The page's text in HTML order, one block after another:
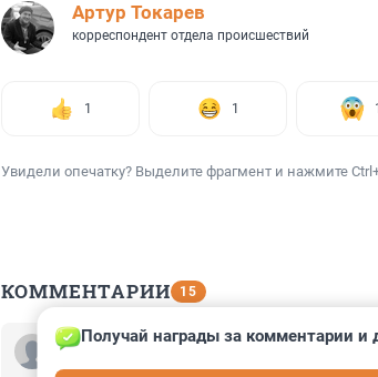
Артур Токарев
корреспондент отдела происшествий
1 1
Увидели опечатку? Выделите фрагмент и нажмите
КОММЕНТАРИИ 15
ГостьПолучай награды за комментарии и